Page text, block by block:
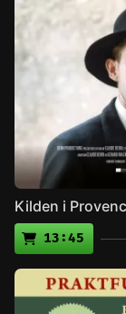
Kilden i
13:45